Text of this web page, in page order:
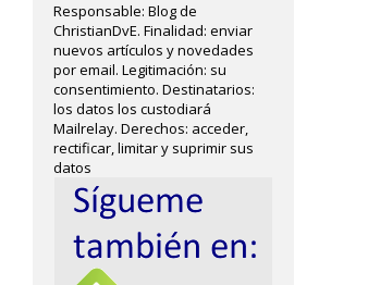
Responsable: Blog de
ChristianDvE. Finalidad: enviar
nuevos artículos y novedades
por email. Legitimación: su
consentimiento. Destinatarios:
los datos los custodiará
Mailrelay. Derechos: acceder,
rectificar, limitar y suprimir sus
datos